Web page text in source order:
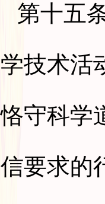
第十五
学技术活
恪守科学
信要求的